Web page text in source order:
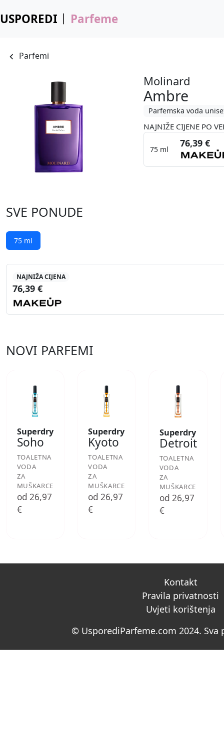
USPOREDI Parfeme
Parfemi
Molinard
Ambre
Parfemska voda
NAJNIŽE CIJENE PO
75 ml
76,39 €
SVE PONUDE
75 ml
NAJNIŽA CIJENA
76,39 €
NOVI PARFEMI
Superdry
Soho
TOALETNA
VODA
ZA
MUŠKARCE
od 26,97
€
Superdry
Kyoto
TOALETNA
VODA
ZA
MUŠKARCE
od 26,97
€
Superdry
Detroit
TOALETNA
VODA
ZA
MUŠKARCE
od 26,97
€
Kontakt
Pravila privatnosti
Uvjeti korištenja
© UsporediParfeme.com 2024. Sva